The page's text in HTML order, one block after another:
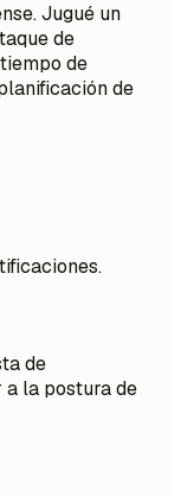
Jugué un
de
de
de
de
a la postura de